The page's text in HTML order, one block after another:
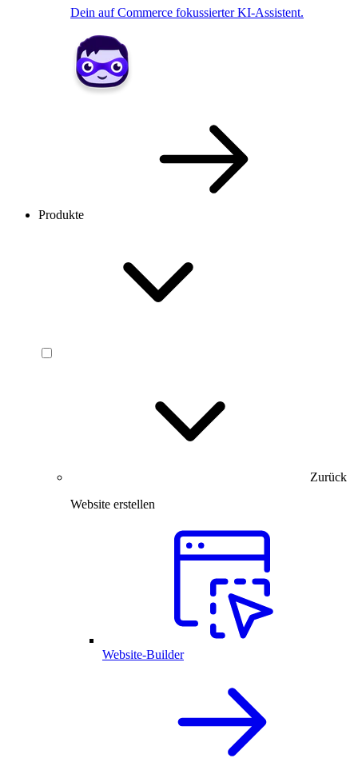
Dein auf Commerce fokussierter KI-Assistent.
Produkte
Zurück
Website erstellen
Website-Builder